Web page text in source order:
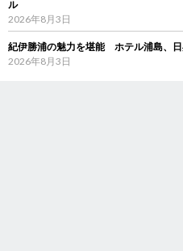
ル
2026年8月3日
紀伊勝浦の魅力を堪能 ホテル浦島、
2026年8月3日